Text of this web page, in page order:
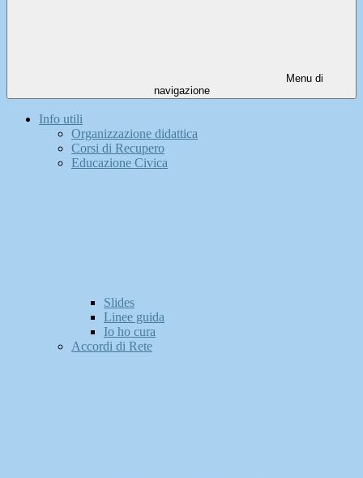
Menu di
navigazione
Info utili
Organizzazione didattica
Corsi di Recupero
Educazione Civica
Slides
Linee guida
Io ho cura
Accordi di Rete